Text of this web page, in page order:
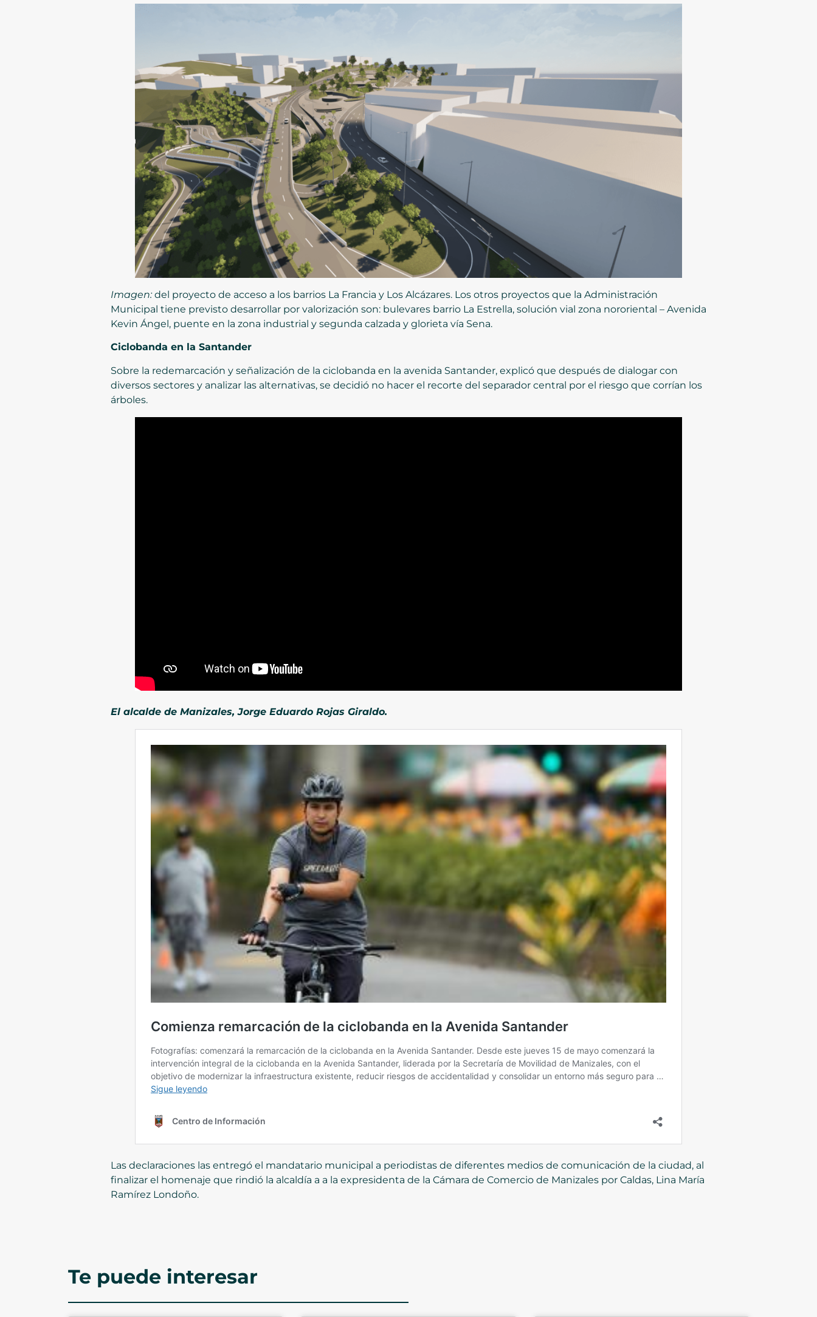
Imagen:del proyecto de acceso a los barrios La Francia y Los Alcázares. Los otros proyectos que la Administración
Municipal tiene previsto desarrollar por valorización son: bulevares barrio La Estrella, solución vial zona nororiental – Avenida
Kevin Ángel, puente en la zona industrial y segunda calzada y glorieta vía Sena.
Ciclobanda en la Santander
Sobre la redemarcación y señalización de la ciclobanda en la avenida Santander, explicó que después de dialogar con
diversos sectores y analizar las alternativas, se decidió no hacer el recorte del separador central por el riesgo que corrían los
árboles.
El alcalde de Manizales, Jorge Eduardo Rojas Giraldo.
Las declaraciones las entregó el mandatario municipal a periodistas de diferentes medios de comunicación de la ciudad, al
finalizar el homenaje que rindió la alcaldía a a la expresidenta de la Cámara de Comercio de Manizales por Caldas, Lina María
Ramírez Londoño.
Te puede interesar